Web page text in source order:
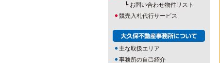
┗ お問い合わせ物件リスト
競売入札代行サービス
主な取扱エリア
事務所の自己紹介